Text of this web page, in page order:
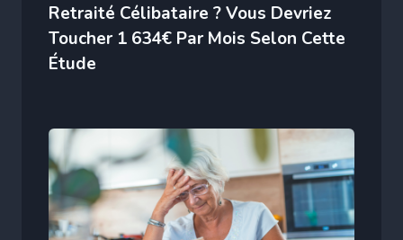
Retraité Célibataire ? Vous Devriez
Toucher 1 634€ Par Mois Selon Cette
Étude